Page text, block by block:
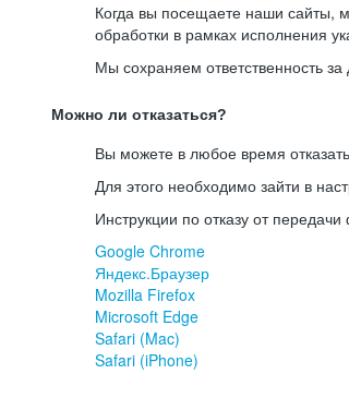
Когда вы посещаете наши
обработки в рамках исполнения
Мы сохраняем ответственность
Можно ли отказаться?
Вы можете в любое время
Для этого необходимо зайти в
Инструкции по отказу от
Google Chrome
Яндекс.Браузер
Mozilla Firefox
Microsoft Edge
Safari (Mac)
Safari (iPhone)